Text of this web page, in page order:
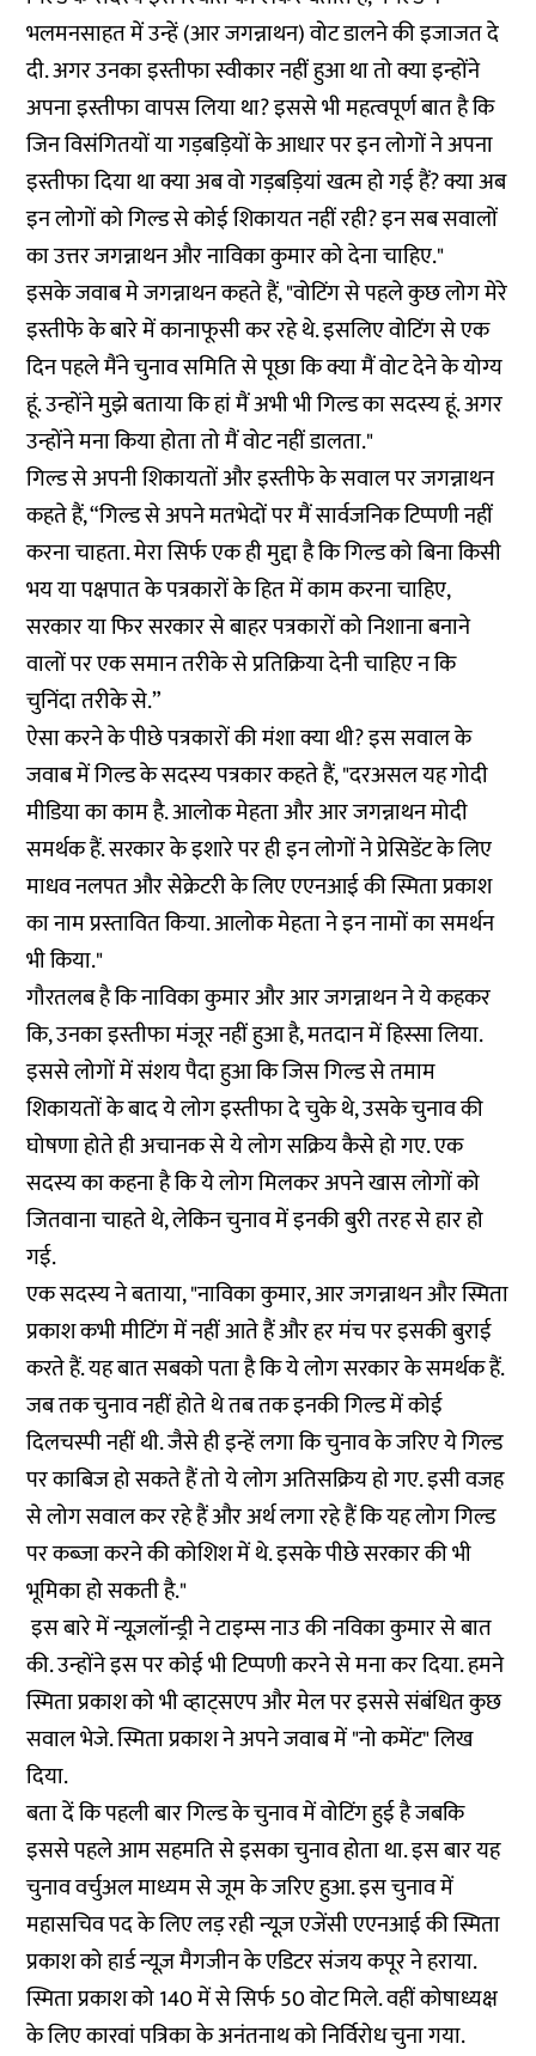
भलमनसाहत में उन्हें (आर जगन्नाथन) वोट डालने की इजाजत दे
दी. अगर उनका इस्तीफा स्वीकार नहीं हुआ था तो क्या इन्होंने
अपना इस्तीफा वापस लिया था? इससे भी महत्वपूर्ण बात है कि
जिन विसंगितयों या गड़बड़ियों के आधार पर इन लोगों ने अपना
इस्तीफा दिया था क्या अब वो गड़बड़ियां खत्म हो गई हैं? क्या अब
इन लोगों को गिल्ड से कोई शिकायत नहीं रही? इन सब सवालों
का उत्तर जगन्नाथन और नाविका कुमार को देना चाहिए."
इसके जवाब मे जगन्नाथन कहते हैं, "वोटिंग से पहले कुछ लोग मेरे
इस्तीफे के बारे में कानाफूसी कर रहे थे. इसलिए वोटिंग से एक
दिन पहले मैंने चुनाव समिति से पूछा कि क्या मैं वोट देने के योग्य
हूं. उन्होंने मुझे बताया कि हां मैं अभी भी गिल्ड का सदस्य हूं. अगर
उन्होंने मना किया होता तो मैं वोट नहीं डालता."
गिल्ड से अपनी शिकायतों और इस्तीफे के सवाल पर जगन्नाथन
कहते हैं, “गिल्ड से अपने मतभेदों पर मैं सार्वजनिक टिप्पणी नहीं
करना चाहता. मेरा सिर्फ एक ही मुद्दा है कि गिल्ड को बिना किसी
भय या पक्षपात के पत्रकारों के हित में काम करना चाहिए,
सरकार या फिर सरकार से बाहर पत्रकारों को निशाना बनाने
वालों पर एक समान तरीके से प्रतिक्रिया देनी चाहिए न कि
चुनिंदा तरीके से.”
ऐसा करने के पीछे पत्रकारों की मंशा क्या थी? इस सवाल के
जवाब में गिल्ड के सदस्य पत्रकार कहते हैं, "दरअसल यह गोदी
मीडिया का काम है. आलोक मेहता और आर जगन्नाथन मोदी
समर्थक हैं. सरकार के इशारे पर ही इन लोगों ने प्रेसिडेंट के लिए
माधव नलपत और सेक्रेटरी के लिए एएनआई की स्मिता प्रकाश
का नाम प्रस्तावित किया. आलोक मेहता ने इन नामों का समर्थन
भी किया."
गौरतलब है कि नाविका कुमार और आर जगन्नाथन ने ये कहकर
कि, उनका इस्तीफा मंजूर नहीं हुआ है, मतदान में हिस्सा लिया.
इससे लोगों में संशय पैदा हुआ कि जिस गिल्ड से तमाम
शिकायतों के बाद ये लोग इस्तीफा दे चुके थे, उसके चुनाव की
घोषणा होते ही अचानक से ये लोग सक्रिय कैसे हो गए. एक
सदस्य का कहना है कि ये लोग मिलकर अपने खास लोगों को
जितवाना चाहते थे, लेकिन चुनाव में इनकी बुरी तरह से हार हो
गई.
एक सदस्य ने बताया, "नाविका कुमार, आर जगन्नाथन और स्मिता
प्रकाश कभी मीटिंग में नहीं आते हैं और हर मंच पर इसकी बुराई
करते हैं. यह बात सबको पता है कि ये लोग सरकार के समर्थक हैं.
जब तक चुनाव नहीं होते थे तब तक इनकी गिल्ड में कोई
दिलचस्पी नहीं थी. जैसे ही इन्हें लगा कि चुनाव के जरिए ये गिल्ड
पर काबिज हो सकते हैं तो ये लोग अतिसक्रिय हो गए. इसी वजह
से लोग सवाल कर रहे हैं और अर्थ लगा रहे हैं कि यह लोग गिल्ड
पर कब्जा करने की कोशिश में थे. इसके पीछे सरकार की भी
भूमिका हो सकती है."
इस बारे में न्यूज़लॉन्ड्री ने टाइम्स नाउ की नविका कुमार से बात
की. उन्होंने इस पर कोई भी टिप्पणी करने से मना कर दिया. हमने
स्मिता प्रकाश को भी व्हाट्सएप और मेल पर इससे संबंधित कुछ
सवाल भेजे. स्मिता प्रकाश ने अपने जवाब में "नो कमेंट" लिख
दिया.
बता दें कि पहली बार गिल्ड के चुनाव में वोटिंग हुई है जबकि
इससे पहले आम सहमति से इसका चुनाव होता था. इस बार यह
चुनाव वर्चुअल माध्यम से जूम के जरिए हुआ. इस चुनाव में
महासचिव पद के लिए लड़ रही न्यूज़ एजेंसी एएनआई की स्मिता
प्रकाश को हार्ड न्यूज़ मैगजीन के एडिटर संजय कपूर ने हराया.
स्मिता प्रकाश को 140 में से सिर्फ 50 वोट मिले. वहीं कोषाध्यक्ष
के लिए कारवां पत्रिका के अनंतनाथ को निर्विरोध चुना गया.